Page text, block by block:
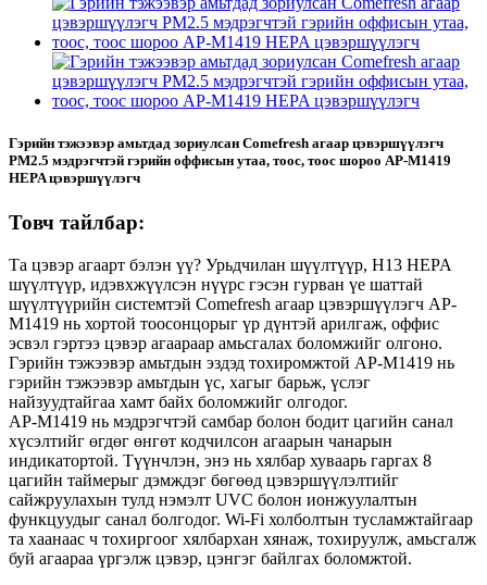
Гэрийн тэжээвэр амьтдад зориулсан Comefresh агаар цэвэршүүлэгч
PM2.5 мэдрэгчтэй гэрийн оффисын утаа, тоос, тоос шороо AP-M1419
HEPA цэвэршүүлэгч
Товч тайлбар:
Та цэвэр агаарт бэлэн үү? Урьдчилан шүүлтүүр, H13 HEPA
шүүлтүүр, идэвхжүүлсэн нүүрс гэсэн гурван үе шаттай
шүүлтүүрийн системтэй Comefresh агаар цэвэршүүлэгч AP-
M1419 нь хортой тоосонцорыг үр дүнтэй арилгаж, оффис
эсвэл гэртээ цэвэр агаараар амьсгалах боломжийг олгоно.
Гэрийн тэжээвэр амьтдын эздэд тохиромжтой AP-M1419 нь
гэрийн тэжээвэр амьтдын үс, хагыг барьж, үслэг
найзуудтайгаа хамт байх боломжийг олгодог.
AP-M1419 нь мэдрэгчтэй самбар болон бодит цагийн санал
хүсэлтийг өгдөг өнгөт кодчилсон агаарын чанарын
индикатортой. Түүнчлэн, энэ нь хялбар хуваарь гаргах 8
цагийн таймерыг дэмждэг бөгөөд цэвэршүүлэлтийг
сайжруулахын тулд нэмэлт UVC болон ионжуулалтын
функцуудыг санал болгодог. Wi-Fi холболтын тусламжтайгаар
та хаанаас ч тохиргоог хялбархан хянаж, тохируулж, амьсгалж
буй агаараа үргэлж цэвэр, цэнгэг байлгах боломжтой.